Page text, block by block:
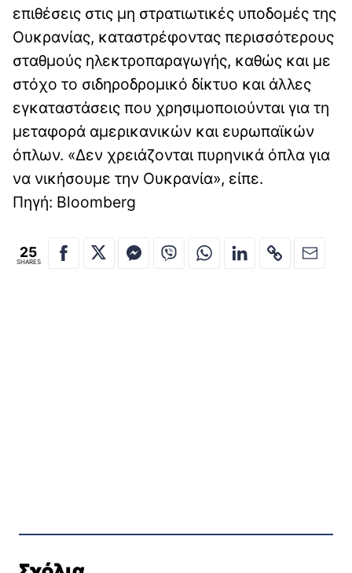
επιθέσεις στις μη στρατιωτικές υποδομές της
Ουκρανίας, καταστρέφοντας περισσότερους
σταθμούς ηλεκτροπαραγωγής, καθώς και με
στόχο το σιδηροδρομικό δίκτυο και άλλες
εγκαταστάσεις που χρησιμοποιούνται για τη
μεταφορά αμερικανικών και ευρωπαϊκών
όπλων. «Δεν χρειάζονται πυρηνικά όπλα για
να νικήσουμε την Ουκρανία», είπε.
Πηγή: Βloomberg
25
SHARES